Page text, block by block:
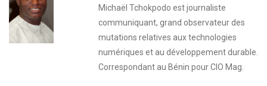
Michaël Tchokpodo est journaliste
communiquant, grand observateur des
mutations relatives aux technologies
numériques et au développement durable.
Correspondant au Bénin pour CIO Mag.